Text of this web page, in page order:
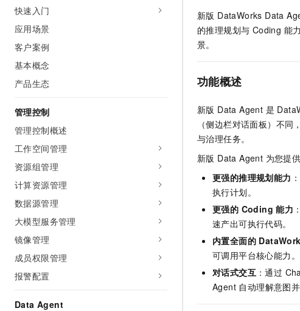
快速入门
应用场景
客户案例
基本概念
产品生态
管理控制
管理控制概述
工作空间管理
资源组管理
计算资源管理
数据源管理
大模型服务管理
镜像管理
成员权限管理
报警配置
Data Agent
新版 DataWorks Data
的推理规划与 Coding 能
景。
功能概述
新版 Data Agent 是
（侧边栏对话面板）不
与治理任务。
新版 Data Agent 为您提
更强的推理规划能力
执行计划。
更强的 Coding 能力
速产出可执行代码。
内置全面的
可调用平台核心能力。
对话式交互 ：通过
Agent 自动理解意图并
Qwen3.8-Max HOT
智能体时代全能旗舰模型
能看、能想、能动手的多模态智能体
Qwen3-VL-Plus
大模型服务
千问AI平台-Token Plan
千问AI平台-模型体验
在线体验全尺寸、多种模态的模型
Happy 系列大模型
计算
容器
存储
安全
中间件
大数据计算
媒体服务
域名与网站
终端用户计算
无影云电脑
随时随地安全接入的云上超级电脑
云解析DNS
云原生大数据计算服务
互联网应用开发
大数据
网络
可观测
上云与迁云
企业出海
政企业务
HappyHorse 打造一站式影视创作
快速拥有专属 OpenClaw
云工开物
高校专属算力普惠，学生认证享
解决方案免费试用 新老同享
AI 产品 免费试用
1亿+ 大模型 tokens 和 30+ 款产品
140+云产品 免费试用
产品新客免费试用，最长12个月
大模型ACA认证体验
助力企业全员 AI 认知与能力提升
观测云
Tuya 物联网平台阿里云版
电子合同
畅捷通
Tableau 订阅
AI空中课堂在线直播课堂（旗舰
生态解决方案
行业生态解决方案
开发者生态解决方案
AI 开发和 AI 应用解决方案
无影生态合作计划
Salesforce On Alibaba Cloud
Consulting Partner 合作计划
在线服务
工单服务
分析师报告
研究报告与白皮书
天池大赛
AI 算法大赛
云开发大赛